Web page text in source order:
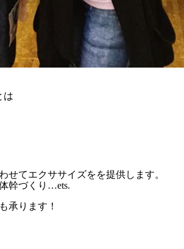
は
せてエクササイズをを提供します。
幹づくり…ets.
承ります！